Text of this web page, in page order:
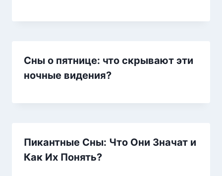
Сны о пятнице: что скрывают эти
ночные видения?
Пикантные Сны: Что Они Значат и
Как Их Понять?